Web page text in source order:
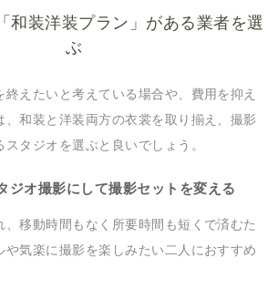
和装洋装プラン」がある業者を選
ぶ
えたいと考えている場合や、費用を抑え
、和装と洋装両方の衣裳を取り揃え、撮影
タジオを選ぶと良いでしょう。
ジオ撮影にして撮影セットを変える
移動時間もなく所要時間も短くで済むた
気楽に撮影を楽しみたい二人におすすめ